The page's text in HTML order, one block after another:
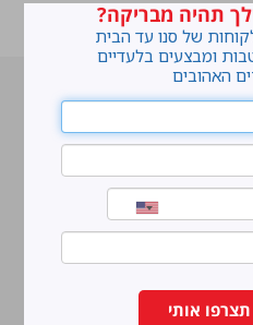
סנו מפעלי ברונוס בע“מ
לנקות חלונות עם חיוך
עושים סדר בארון הנעליים
טיפים והמלצות מקצועיות לשימוש
תהיה מבריקה?
של סנו עד הבית
ומבצעים בלעדיים
האהובים
אותי